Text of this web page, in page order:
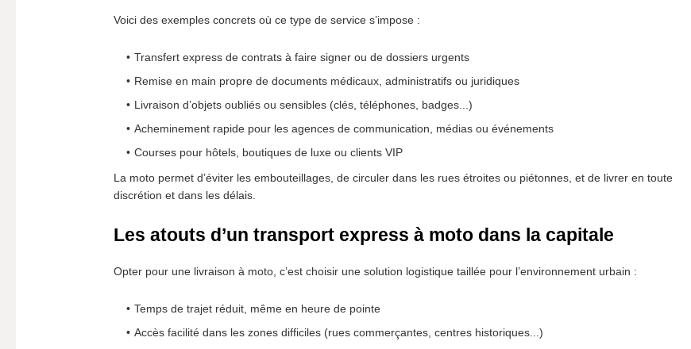
Voici des exemples concrets où ce type de service s’impose :
Transfert express de contrats à faire signer ou de dossiers urgents
Remise en main propre de documents médicaux, administratifs ou juridiques
Livraison d’objets oubliés ou sensibles (clés, téléphones, badges...)
Acheminement rapide pour les agences de communication, médias ou événements
Courses pour hôtels, boutiques de luxe ou clients VIP
La moto permet d’éviter les embouteillages, de circuler dans les rues étroites ou piétonnes, et de livrer en toute
discrétion et dans les délais.
Les atouts d’un transport express à moto dans la capitale
Opter pour une livraison à moto, c’est choisir une solution logistique taillée pour l’environnement urbain :
Temps de trajet réduit, même en heure de pointe
Accès facilité dans les zones difficiles (rues commerçantes, centres historiques...)